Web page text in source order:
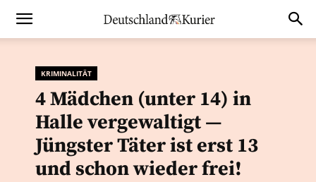
KRIMINALITÄT
4 Mädchen (unter 14) in
Halle vergewaltigt —
Jüngster Täter ist erst 13
und schon wieder frei!